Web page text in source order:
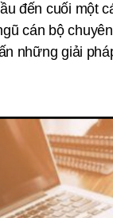
đến cuối một
cán bộ
những giải